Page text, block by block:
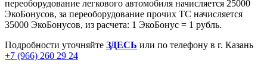
переоборудование легкового автомобиля начисляется 25000
ЭкоБонусов, за переоборудование прочих ТС начисляется
35000 ЭкоБонусов, из расчета: 1 ЭкоБонус = 1 рубль.
Подробности уточняйте ЗДЕСЬ или по телефону в г. Казань
+7 (966) 260 29 24